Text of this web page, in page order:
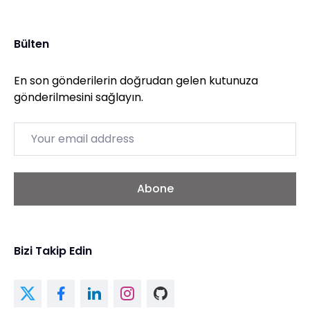
Bülten
En son gönderilerin doğrudan gelen kutunuza
gönderilmesini sağlayın.
Abone
Bizi Takip Edin